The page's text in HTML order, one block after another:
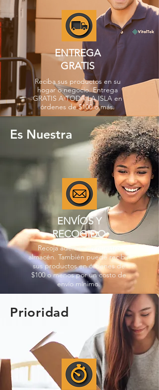
ENTREGA
GRATIS
Reciba sus productos en su
hogar o negocio. Entrega
GRATIS A TODA LA ISLA en
órdenes de $100 o más.
Es Nuestra
ENVÍOS Y
RECOGIDO
Recoja además en nuestro
almacén. También puede recibir
sus productos en órdenes de
$100 o menos por un costo de
envío mínimo.
Prioridad